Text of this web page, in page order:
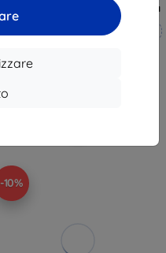
3mk Hammer pellicola protettiva
Realizzato su misura
-10%